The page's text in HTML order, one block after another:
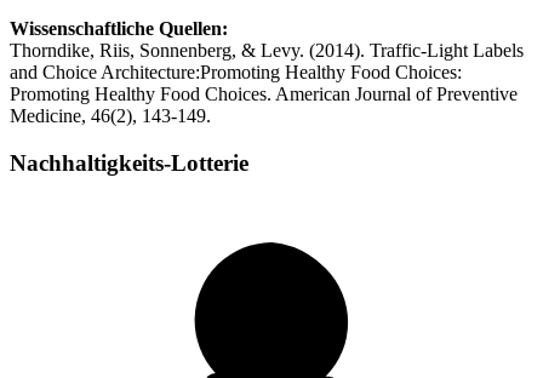
Wissenschaftliche Quellen:
Thorndike, Riis, Sonnenberg, & Levy. (2014). Traffic-Light Labels
and Choice Architecture:Promoting Healthy Food Choices:
Promoting Healthy Food Choices. American Journal of Preventive
Medicine, 46(2), 143-149.
Nachhaltigkeits-Lotterie